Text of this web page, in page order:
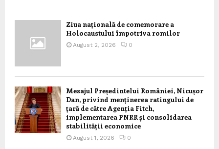
Ziua națională de comemorare a
Holocaustului împotriva romilor
August 2, 2026 0
Mesajul Președintelui României, Nicușor
Dan, privind menținerea ratingului de
țară de către Agenția Fitch,
implementarea PNRR și consolidarea
stabilității economice
August 1, 2026 0